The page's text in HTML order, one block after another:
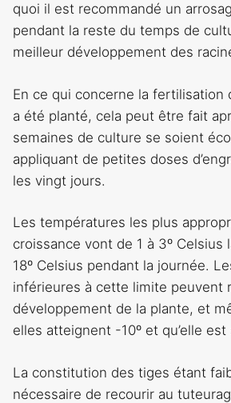
quoi il est recommandé un
pendant la reste du temps de
meilleur développement des
En ce qui concerne la fertilisation
a été planté, cela peut être fait
semaines de culture se soient
appliquant de petites doses
les vingt jours.
Les températures les plus
croissance vont de 1 à 3º Celsius
18º Celsius pendant la journée.
inférieures à cette limite peuvent
développement de la plante, et
elles atteignent -10º et qu’elle est
La constitution des tiges étant
nécessaire de recourir au